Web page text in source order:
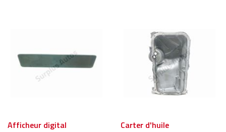
Afficheur digital Carter d'huile